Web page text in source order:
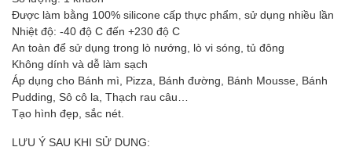
Được làm bằng 100% silicone cấp thực phẩm, sử dụng nhiều lần
Nhiệt độ: -40 độ C đến +230 độ C
An toàn để sử dụng trong lò nướng, lò vi sóng, tủ đông
Không dính và dễ làm sạch
Áp dụng cho Bánh mì, Pizza, Bánh đường, Bánh Mousse, Bánh
Pudding, Sô cô la, Thạch rau câu…
Tạo hình đẹp, sắc nét.
LƯU Ý SAU KHI SỬ DỤNG: